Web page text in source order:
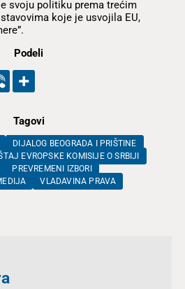
svoju politiku prema trećim
koje je usvojila EU,
Podeli
Tagovi
DIJALOG BEOGRADA I PRIŠTINE
EVROPSKE KOMISIJE O SRBIJI
PREVREMENI IZBORI
VLADAVINA PRAVA